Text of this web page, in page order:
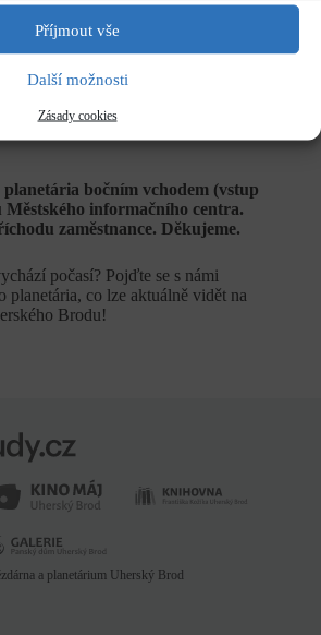
Příjmout vše
Další možnosti
Zásady cookies
bočním vchodem (vstup
informačního centra.
zaměstnance. Děkujeme.
počasí? Pojďte se s námi
planetária, co lze aktuálně vidět na
Brodu!
a planetárium Uherský Brod